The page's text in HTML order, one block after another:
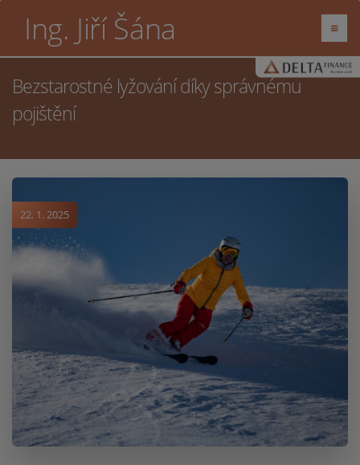
Ing. Jiří Šána
Bezstarostné lyžování díky správnému
pojištění
22. 1. 2025